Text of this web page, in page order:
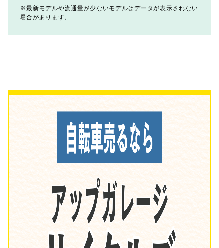
最新モデルや流通量が少ないモデルはデータが表示されない
場合があります。